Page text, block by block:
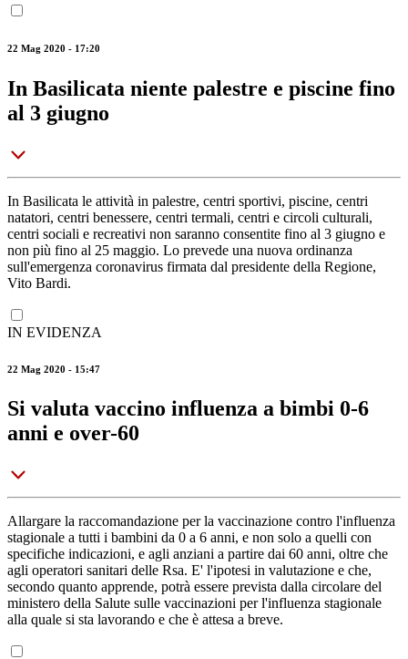
22 Mag 2020 - 17:20
In Basilicata niente palestre e piscine fino
al 3 giugno
In Basilicata le attività in palestre, centri sportivi, piscine, centri
natatori, centri benessere, centri termali, centri e circoli culturali,
centri sociali e recreativi non saranno consentite fino al 3 giugno e
non più fino al 25 maggio. Lo prevede una nuova ordinanza
sull'emergenza coronavirus firmata dal presidente della Regione,
Vito Bardi.
IN EVIDENZA
22 Mag 2020 - 15:47
Si valuta vaccino influenza a bimbi 0-6
anni e over-60
Allargare la raccomandazione per la vaccinazione contro l'influenza
stagionale a tutti i bambini da 0 a 6 anni, e non solo a quelli con
specifiche indicazioni, e agli anziani a partire dai 60 anni, oltre che
agli operatori sanitari delle Rsa. E' l'ipotesi in valutazione e che,
secondo quanto apprende, potrà essere prevista dalla circolare del
ministero della Salute sulle vaccinazioni per l'influenza stagionale
alla quale si sta lavorando e che è attesa a breve.